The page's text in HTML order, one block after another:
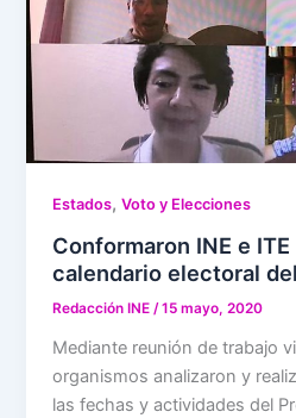
Estados,Voto y Elecciones
Conformaron INE e
calendario electoral
Redacción INE/15 mayo, 2020
Mediante reunión de trabajo
organismos analizaron y
las fechas y actividades del